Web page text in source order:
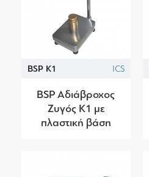
BSP K1 ICS
BSP Αδιάβροχος
Ζυγός K1 με
πλαστική βάση